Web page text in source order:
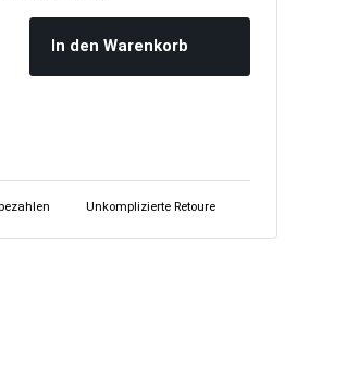
In den Warenkorb
Unkomplizierte Retoure